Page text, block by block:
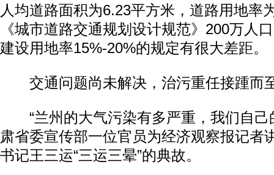
人均道路面积为6.23平方米，道路用地率
《城市道路交通规划设计规范》200万人
建设用地率15%-20%的规定有很大差距。
交通问题尚未解决，治污重任接踵而
“兰州的大气污染有多严重，我们自己
肃省委宣传部一位官员为经济观察报记者
书记王三运“三运三晕”的典故。